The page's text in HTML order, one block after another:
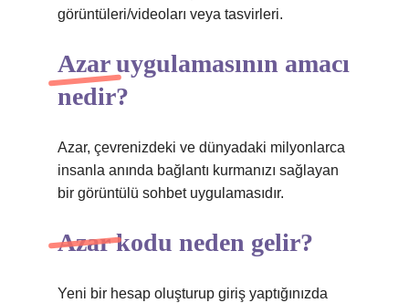
görüntüleri/videoları veya tasvirleri.
Azar uygulamasının amacı
nedir?
Azar, çevrenizdeki ve dünyadaki milyonlarca
insanla anında bağlantı kurmanızı sağlayan
bir görüntülü sohbet uygulamasıdır.
Azar kodu neden gelir?
Yeni bir hesap oluşturup giriş yaptığınızda